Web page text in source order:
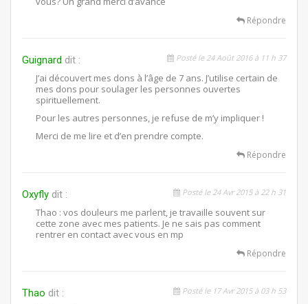
Répondre
Guignard dit : Posté le 24 Août 2016 à 11 h 37
J’ai découvert mes dons à l’âge de 7 ans. J’utilise certain de
mes dons pour soulager les personnes ouvertes
spirituellement.
Pour les autres personnes, je refuse de m’y impliquer !
Merci de me lire et d’en prendre compte.
Répondre
Oxyfly dit : Posté le 24 Avr 2015 à 22 h 31
Thao : vos douleurs me parlent, je travaille souvent sur
cette zone avec mes patients. Je ne sais pas comment
rentrer en contact avec vous en mp
Répondre
Thao dit : Posté le 17 Avr 2015 à 03 h 53